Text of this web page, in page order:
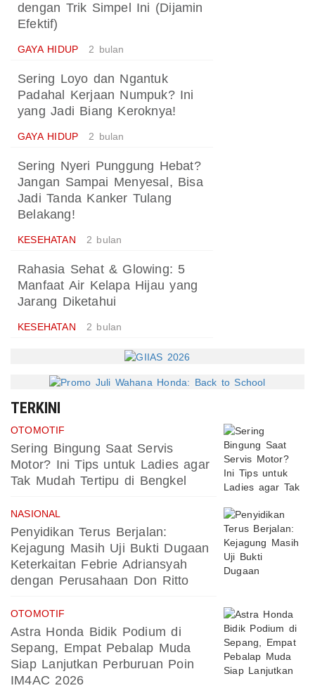
dengan Trik Simpel Ini (Dijamin
Efektif)
GAYA HIDUP 2 bulan
Sering Loyo dan Ngantuk
Padahal Kerjaan Numpuk? Ini
yang Jadi Biang Keroknya!
GAYA HIDUP 2 bulan
Sering Nyeri Punggung Hebat?
Jangan Sampai Menyesal, Bisa
Jadi Tanda Kanker Tulang
Belakang!
KESEHATAN 2 bulan
Rahasia Sehat & Glowing: 5
Manfaat Air Kelapa Hijau yang
Jarang Diketahui
KESEHATAN 2 bulan
TERKINI
OTOMOTIF
Sering Bingung Saat Servis
Motor? Ini Tips untuk Ladies agar
Tak Mudah Tertipu di Bengkel
NASIONAL
Penyidikan Terus Berjalan:
Kejagung Masih Uji Bukti Dugaan
Keterkaitan Febrie Adriansyah
dengan Perusahaan Don Ritto
OTOMOTIF
Astra Honda Bidik Podium di
Sepang, Empat Pebalap Muda
Siap Lanjutkan Perburuan Poin
IM4AC 2026